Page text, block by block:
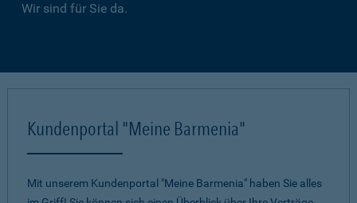
Wir sind für Sie da.
Kundenportal "Meine Barmenia"
Mit unserem Kundenportal "Meine Barmenia" haben Sie alles